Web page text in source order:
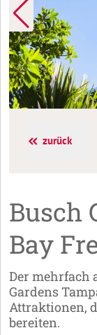
zurück
Busch
Bay
Der mehrfach
Gardens
Attraktionen,
bereiten.